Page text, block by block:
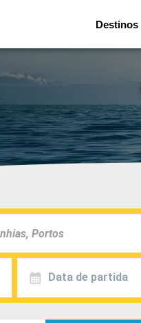
Destinos
Data de partida